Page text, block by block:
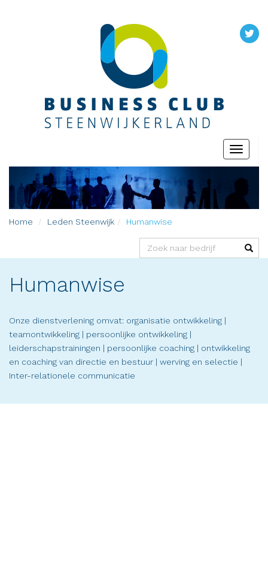
Toggle
Home Leden Steenwijk Humanwise
Humanwise
Onze dienstverlening omvat: organisatie ontwikkeling |
teamontwikkeling | persoonlijke ontwikkeling |
leiderschapstrainingen | persoonlijke coaching | ontwikkeling
en coaching van directie en bestuur | werving en selectie |
Inter-relationele communicatie